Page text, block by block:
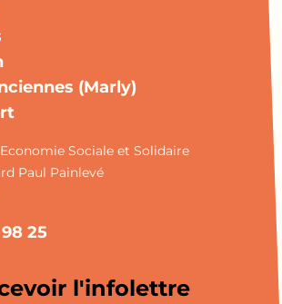
(Marly)
Sociale et Solidaire
Paul Painlevé
25
l'infolettre